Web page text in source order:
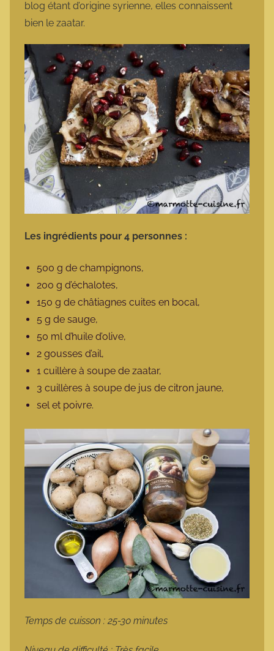
blog étant d’origine syrienne, elles connaissent
bien le zaatar.
Les ingrédients pour 4 personnes :
500 g de champignons,
200 g d’échalotes,
150 g de châtiagnes cuites en bocal,
5 g de sauge,
50 ml d’huile d’olive,
2 gousses d’ail,
1 cuillère à soupe de zaatar,
3 cuillères à soupe de jus de citron jaune,
sel et poivre.
Temps de cuisson : 25-30 minutes